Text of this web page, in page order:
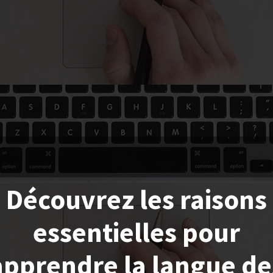
Découvrez les raisons
essentielles pour
la langue